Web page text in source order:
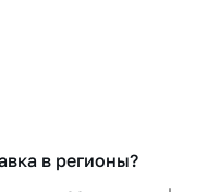
в регионы?